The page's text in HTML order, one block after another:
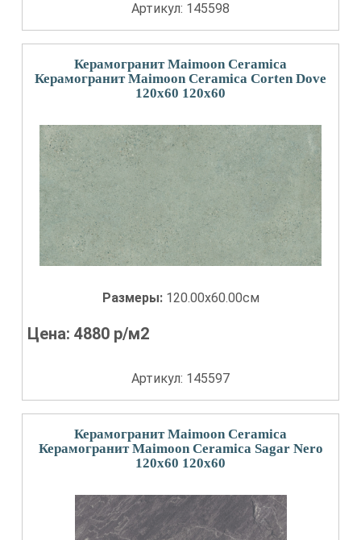
Артикул: 145598
Керамогранит Maimoon Ceramica
Керамогранит Maimoon Ceramica Corten Dove
120x60 120x60
Размеры: 120.00x60.00см
Цена:4880 р/м2
Артикул: 145597
Керамогранит Maimoon Ceramica
Керамогранит Maimoon Ceramica Sagar Nero
120x60 120x60